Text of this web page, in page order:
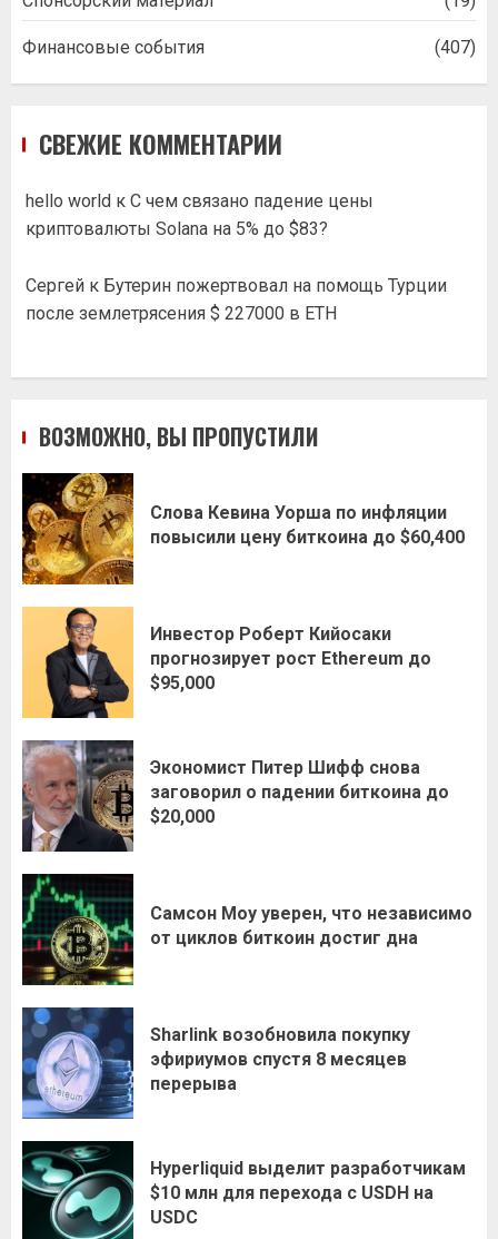
Финансовые события (407)
СВЕЖИЕ КОММЕНТАРИИ
hello world к С чем связано падение цены
криптовалюты Solana на 5% до $83?
Сергей к Бутерин пожертвовал на помощь Турции
после землетрясения $ 227000 в ETH
ВОЗМОЖНО, ВЫ ПРОПУСТИЛИ
Слова Кевина Уорша по инфляции
повысили цену биткоина до $60,400
Инвестор Роберт Кийосаки
прогнозирует рост Ethereum до
$95,000
Экономист Питер Шифф снова
заговорил о падении биткоина до
$20,000
Самсон Моу уверен, что независимо
от циклов биткоин достиг дна
Sharlink возобновила покупку
эфириумов спустя 8 месяцев
перерыва
Hyperliquid выделит разработчикам
$10 млн для перехода с USDH на
USDC